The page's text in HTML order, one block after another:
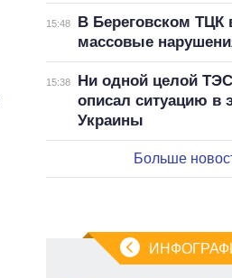
15:48
В Береговском ТЦК
массовые
15:38
Ни одной целой
описал ситуацию в
Украины
Больше